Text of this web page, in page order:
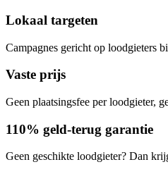
Lokaal targeten
Campagnes gericht op loodgieters
Vaste prijs
Geen plaatsingsfee per loodgieter,
110% geld-terug garantie
Geen geschikte loodgieter? Dan